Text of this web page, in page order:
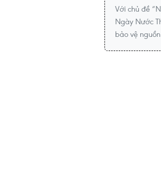
Với chủ đề
Ngày Nước
bảo vệ